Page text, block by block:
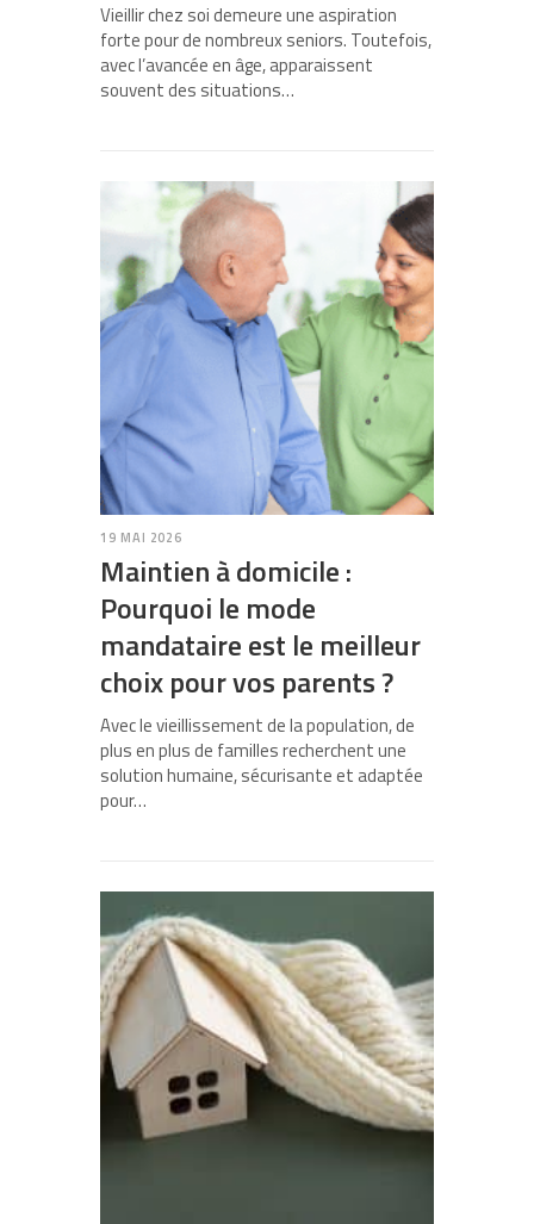
Vieillir chez soi demeure une aspiration
forte pour de nombreux seniors. Toutefois,
avec l’avancée en âge, apparaissent
souvent des situations…
19 MAI 2026
Maintien à domicile :
Pourquoi le mode
mandataire est le meilleur
choix pour vos parents ?
Avec le vieillissement de la population, de
plus en plus de familles recherchent une
solution humaine, sécurisante et adaptée
pour…